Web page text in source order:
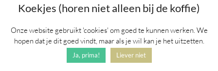
rechten voorbehouden. Thema
Spacious door ThemeGrill.
Aangedreven door:WordPress .
Koekjes (horen niet alleen bij de koffie)
Onze website gebruikt 'cookies' om goed te kunnen werken. We
hopen dat je dit goed vindt, maar als je wil kan je het uitzetten.
Ja, prima! Liever niet